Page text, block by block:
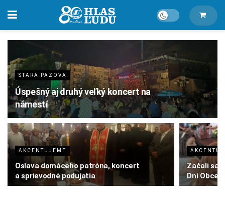
STARÁ PAZOVA
Úspešný aj druhý veľký koncert na
námestí
AKCENTUJEME
Oslava domáceho patróna, koncert
a sprievodné podujatia
Začali sa
Dní Obce